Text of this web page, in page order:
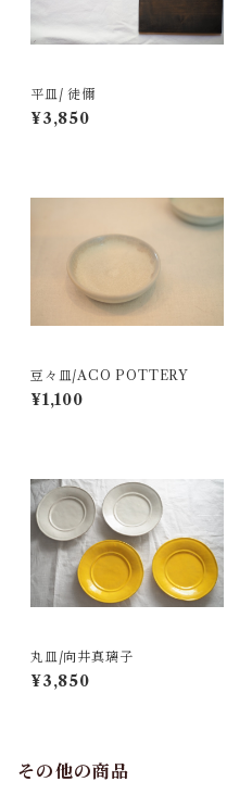
平皿/ 徒儞
¥3,850
豆々皿/ACO POTTERY
¥1,100
丸皿/向井真璃子
¥3,850
その他の商品